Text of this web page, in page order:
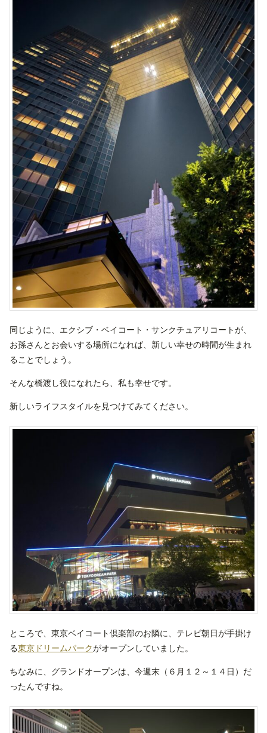
同じように、エクシブ・ベイコート・サンクチュアリコートが、
お孫さんとお会いする場所になれば、新しい幸せの時間が生まれ
ることでしょう。
そんな橋渡し役になれたら、私も幸せです。
新しいライフスタイルを見つけてみてください。
ところで、東京ベイコート倶楽部のお隣に、テレビ朝日が手掛け
る東京ドリームパークがオープンしていました。
ちなみに、グランドオープンは、今週末（６月１２～１４日）だ
ったんですね。